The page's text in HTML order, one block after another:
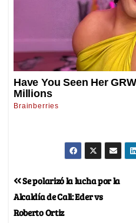
Se polarizó la lucha por la
Alcaldía de Cali: Eder vs
Roberto Ortiz